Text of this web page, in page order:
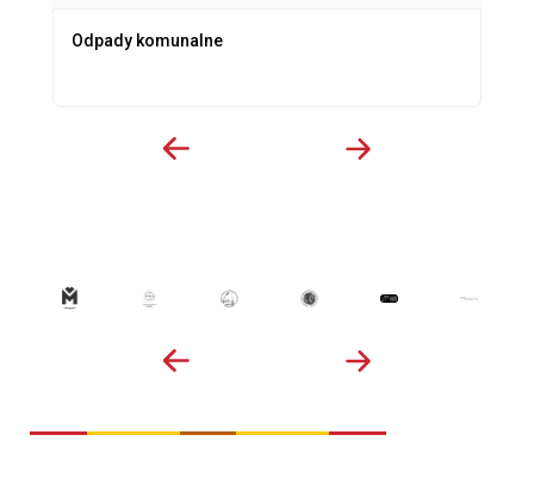
Odpady komunalne